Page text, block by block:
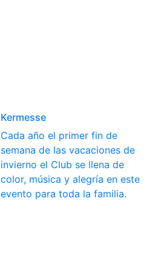
Kermesse
Cada año el primer fin de
semana de las vacaciones de
invierno el Club se llena de
color, música y alegría en este
evento para toda la familia.